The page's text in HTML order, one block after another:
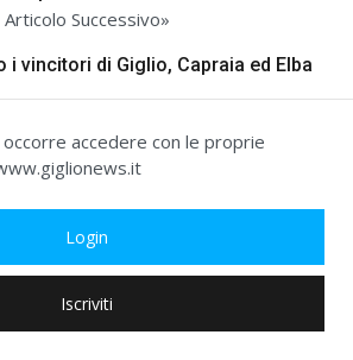
Articolo Successivo»
i vincitori di Giglio, Capraia ed Elba
occorre accedere con le proprie
Login
Iscriviti